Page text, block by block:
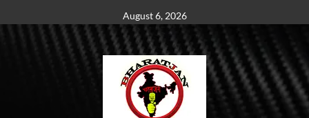
to
August 6, 2026